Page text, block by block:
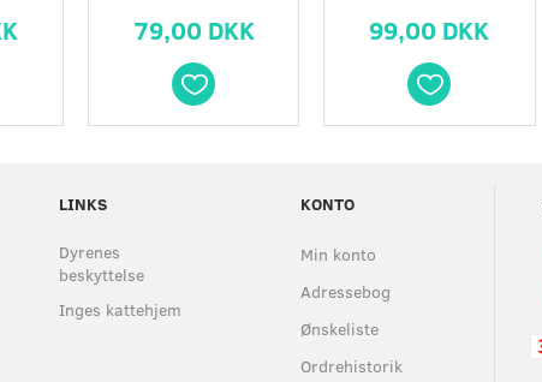
79,00 DKK 99,00 DKK
LINKS
Dyrenes
beskyttelse
Inges kattehjem
KONTO
Min konto
Adressebog
Ønskeliste
Ordrehistorik